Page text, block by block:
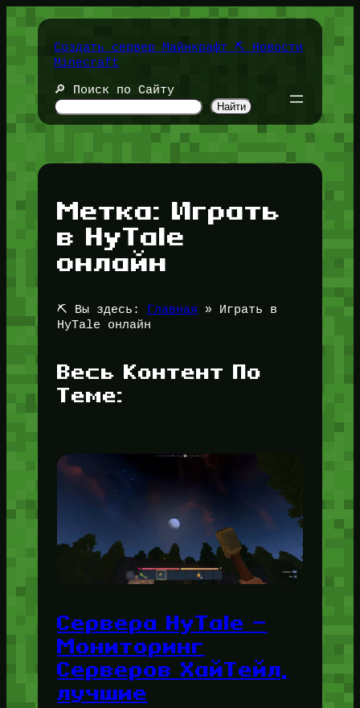
содержимомуСоздать сервер Майнкрафт ⛏️ Новости
Minecraft
🔎 Поиск по Сайту
Найти
Метка: Играть
в HyTale
онлайн
⛏️ Вы здесь: Главная » Играть в
HyTale онлайн
Весь Контент По
Теме:
Сервера HyTale —
Мониторинг
Серверов ХайТейл,
лучшие